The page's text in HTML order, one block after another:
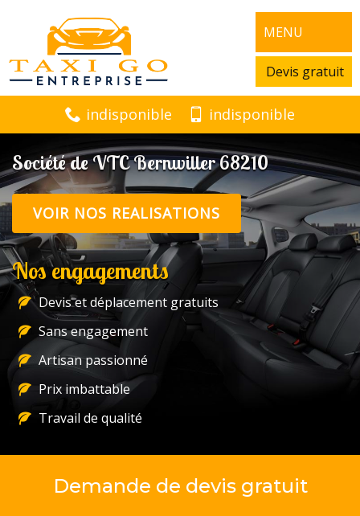
MENU
Devis gratuit
indisponible indisponible
Société de VTC Bernwiller 68210
VOIR NOS REALISATIONS
Nos engagements
Devis et déplacement gratuits
Sans engagement
Artisan passionné
Prix imbattable
Travail de qualité
Demande de devis gratuit